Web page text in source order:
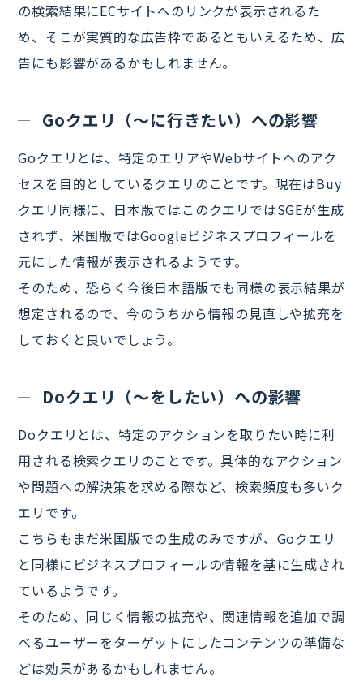
の検索結果にECサイトへのリンクが表示されるた
め、そこが実質的な広告枠であるともいえるため、広
告にも影響があるかもしれません。
Goクエリ（～に行きたい）への影響
Goクエリとは、特定のエリアやWebサイトへのアク
セスを目的としているクエリのことです。現在はBuy
クエリ同様に、日本版ではこのクエリではSGEが生成
されず、米国版ではGoogleビジネスプロフィールを
元にした情報が表示されるようです。
そのため、恐らく今後日本語版でも同様の表示結果が
想定されるので、今のうちから情報の見直しや拡充を
しておくと良いでしょう。
Doクエリ（～をしたい）への影響
Doクエリとは、特定のアクションを取りたい時に利
用される検索クエリのことです。具体的なアクション
や問題への解決策を求める際など、検索頻度も多いク
エリです。
こちらもまだ米国版での生成のみですが、Goクエリ
と同様にビジネスプロフィールの情報を基に生成され
ているようです。
そのため、同じく情報の拡充や、関連情報を追加で調
べるユーザーをターゲットにしたコンテンツの準備な
どは効果があるかもしれません。